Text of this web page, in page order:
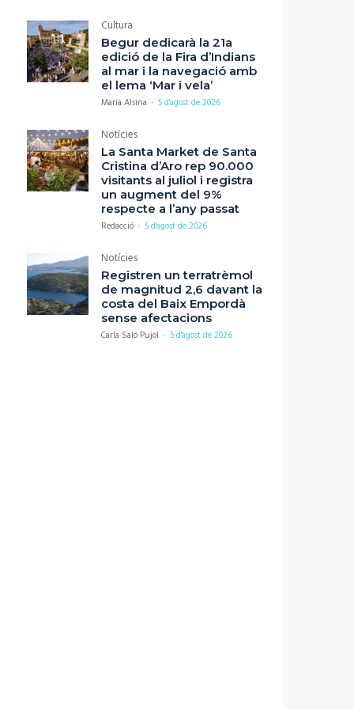
Cultura
Begur dedicarà la 21a
edició de la Fira d’Indians
al mar i la navegació amb
el lema ‘Mar i vela’
Maria Alsina - 5 d'agost de 2026
Notícies
La Santa Market de Santa
Cristina d’Aro rep 90.000
visitants al juliol i registra
un augment del 9%
respecte a l’any passat
Redacció - 5 d'agost de 2026
Notícies
Registren un terratrèmol
de magnitud 2,6 davant la
costa del Baix Empordà
sense afectacions
Carla Saló Pujol - 5 d'agost de 2026